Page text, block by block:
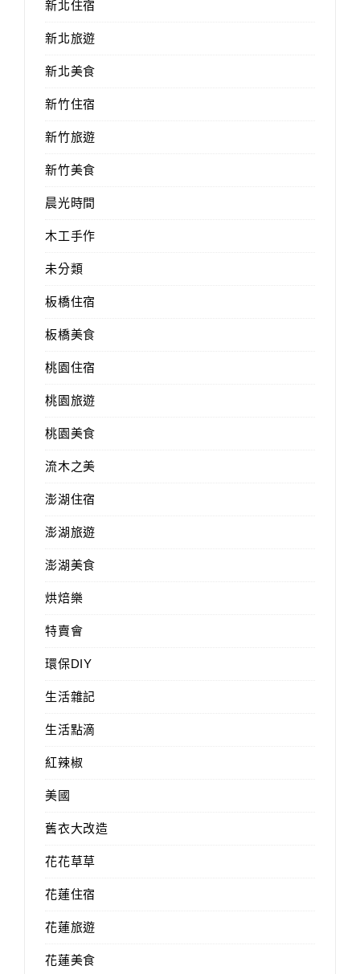
新北住宿
新北旅遊
新北美食
新竹住宿
新竹旅遊
新竹美食
晨光時間
木工手作
未分類
板橋住宿
板橋美食
桃園住宿
桃園旅遊
桃園美食
流木之美
澎湖住宿
澎湖旅遊
澎湖美食
烘焙樂
特賣會
環保DIY
生活雜記
生活點滴
紅辣椒
美國
舊衣大改造
花花草草
花蓮住宿
花蓮旅遊
花蓮美食